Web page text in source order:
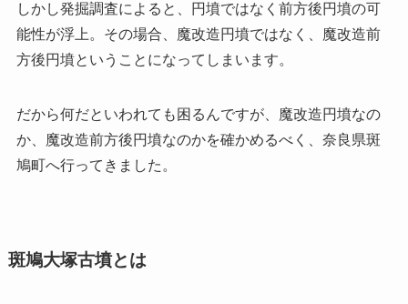
しかし発掘調査によると、円墳ではなく前方後円墳の可
能性が浮上。その場合、魔改造円墳ではなく、魔改造前
方後円墳ということになってしまいます。
だから何だといわれても困るんですが、魔改造円墳なの
か、魔改造前方後円墳なのかを確かめるべく、奈良県斑
鳩町へ行ってきました。
斑鳩大塚古墳とは